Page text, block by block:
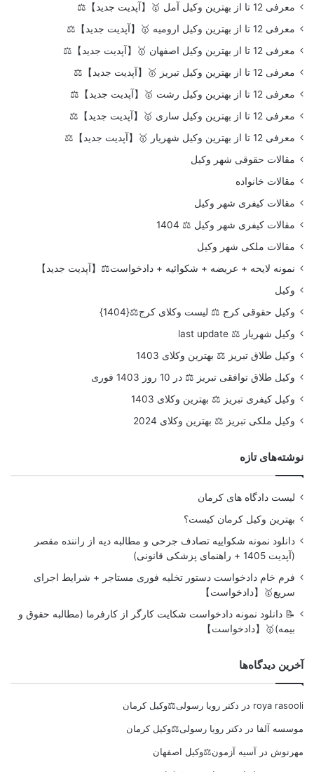
معرفی 12 تا از بهترین وکیل آمل 🥇【آپدیت جدید】⚖️
معرفی 12 تا از بهترین وکیل ارومیه 🥇【آپدیت جدید】⚖️
معرفی 12 تا از بهترین وکیل اصفهان 🥇【آپدیت جدید】⚖️
معرفی 12 تا از بهترین وکیل تبریز 🥇【آپدیت جدید】⚖️
معرفی 12 تا از بهترین وکیل رشت 🥇【آپدیت جدید】⚖️
معرفی 12 تا از بهترین وکیل ساری 🥇【آپدیت جدید】⚖️
معرفی 12 تا از بهترین وکیل شهریار 🥇【آپدیت جدید】⚖️
مقالات حقوقی شهر وکیل
مقالات خانواده
مقالات کیفری شهر وکیل
مقالات کیفری شهر وکیل ⚖️ 1404
مقالات ملکی شهر وکیل
نمونه لایحه + عریضه + شکوائیه + دادخواست⚖️【آپدیت جدید】
وکیل
وکیل حقوقی کرج ⚖️ لیست وکلای کرج⚖️{1404}
وکیل شهریار ⚖️ last update
وکیل طلاق تبریز ⚖️ بهترین وکلای 1403
وکیل طلاق توافقی تبریز ⚖️ در 10 روز 1403 فوری
وکیل کیفری تبریز ⚖️ بهترین وکلای 1403
وکیل ملکی تبریز ⚖️ بهترین وکلای 2024
نوشته‌های تازه
لیست دادگاه های کرمان
بهترین وکیل کرمان کیست؟
دانلود نمونه شکواییه تصادف جرحی و مطالبه دیه از راننده مقصر
(آپدیت 1405 + راهنمای پزشکی قانونی)
فرم خام دادخواست دستور تخلیه فوری مستاجر + شرایط اجرای
سریع🥇【دادخواست】
📝 دانلود نمونه دادخواست شکایت کارگر از کارفرما (مطالبه حقوق و
بیمه)🥇【دادخواست】
آخرین دیدگاه‌ها
roya rasooli در دکتر رویا رسولی⚖️وکیل کرمان
موسسه آلفا در دکتر رویا رسولی⚖️وکیل کرمان
مهرنوش در آسیه آزمون⚖️وکیل اصفهان